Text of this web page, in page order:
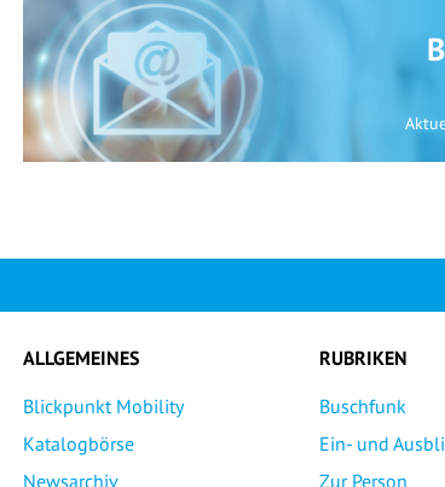
ALLGEMEINES
Blickpunkt Mobility
Katalogbörse
Newsarchiv
RUBRIKEN
Buschfunk
Ein- und
Zur Person